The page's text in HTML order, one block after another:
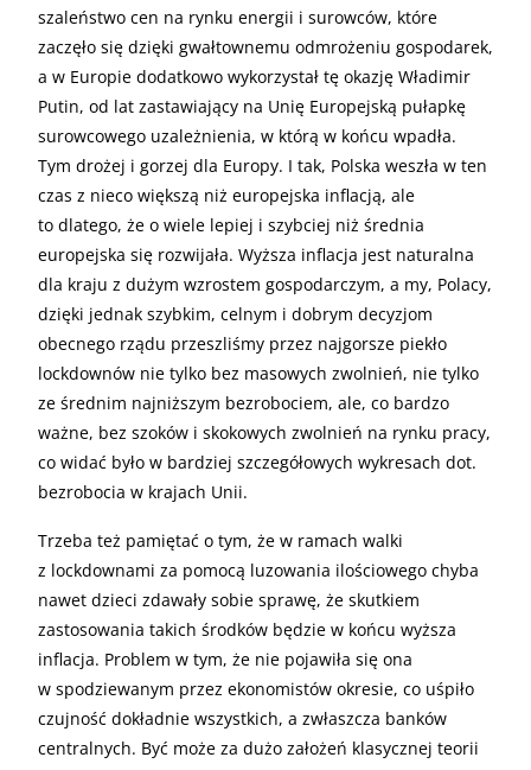
szaleństwo cen na rynku energii i surowców, które
zaczęło się dzięki gwałtownemu odmrożeniu gospodarek,
a w Europie dodatkowo wykorzystał tę okazję Władimir
Putin, od lat zastawiający na Unię Europejską pułapkę
surowcowego uzależnienia, w którą w końcu wpadła.
Tym drożej i gorzej dla Europy. I tak, Polska weszła w ten
czas z nieco większą niż europejska inflacją, ale
to dlatego, że o wiele lepiej i szybciej niż średnia
europejska się rozwijała. Wyższa inflacja jest naturalna
dla kraju z dużym wzrostem gospodarczym, a my, Polacy,
dzięki jednak szybkim, celnym i dobrym decyzjom
obecnego rządu przeszliśmy przez najgorsze piekło
lockdownów nie tylko bez masowych zwolnień, nie tylko
ze średnim najniższym bezrobociem, ale, co bardzo
ważne, bez szoków i skokowych zwolnień na rynku pracy,
co widać było w bardziej szczegółowych wykresach dot.
bezrobocia w krajach Unii.
Trzeba też pamiętać o tym, że w ramach walki
z lockdownami za pomocą luzowania ilościowego chyba
nawet dzieci zdawały sobie sprawę, że skutkiem
zastosowania takich środków będzie w końcu wyższa
inflacja. Problem w tym, że nie pojawiła się ona
w spodziewanym przez ekonomistów okresie, co uśpiło
czujność dokładnie wszystkich, a zwłaszcza banków
centralnych. Być może za dużo założeń klasycznej teorii